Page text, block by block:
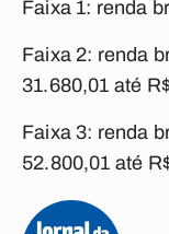
Faixa 1: renda
Faixa 2: renda
31.680,01 até
Faixa 3: renda
52.800,01 até